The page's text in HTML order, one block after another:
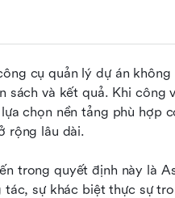
cụ quản lý dự án
sách và kết quả. Khi công
chọn nền tảng phù hợp
rộng lâu dài.
trong quyết định này là
sự khác biệt thực sự